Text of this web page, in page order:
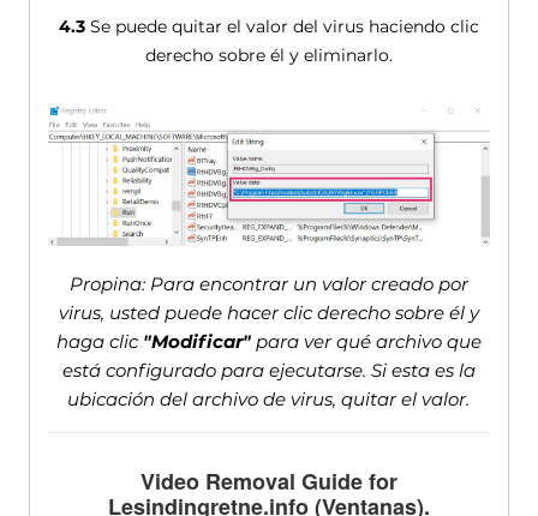
4.3Se puede quitar el valor del virus haciendo clic
derecho sobre él y eliminarlo.
Propina: Para encontrar un valor creado por
virus, usted puede hacer clic derecho sobre él y
haga clic "Modificar"para ver qué archivo que
está configurado para ejecutarse. Si esta es la
ubicación del archivo de virus, quitar el valor.
Video Removal Guide for
Lesindingretne.info(Ventanas).